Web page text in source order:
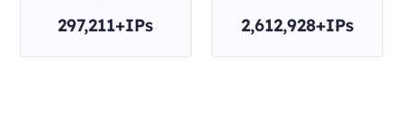
297,211+IPs
2,612,928+IPs